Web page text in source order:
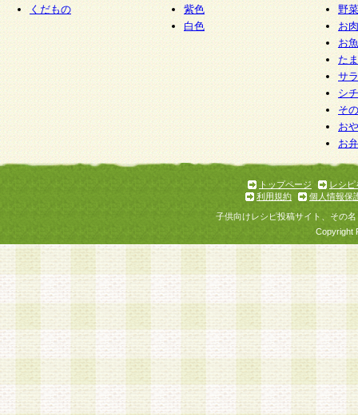
くだもの
紫色
白色
野
お
お
た
サ
シ
そ
お
お
トップページ
レシピ
利用規約
個人情報保
子供向けレシピ投稿サイト、その
Copyright